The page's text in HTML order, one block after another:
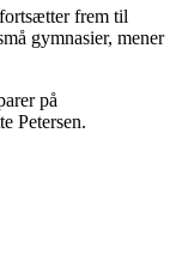
frem til
gymnasier, mener
på
Petersen.